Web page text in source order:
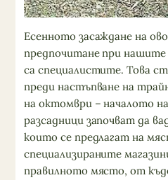
Есенното засаждане на
предпочитане при нашите
са специалистите. Това
преди настъпване на
на октомври – началото
разсадници започват да
които се предлагат на
специализираните
правилното място, от